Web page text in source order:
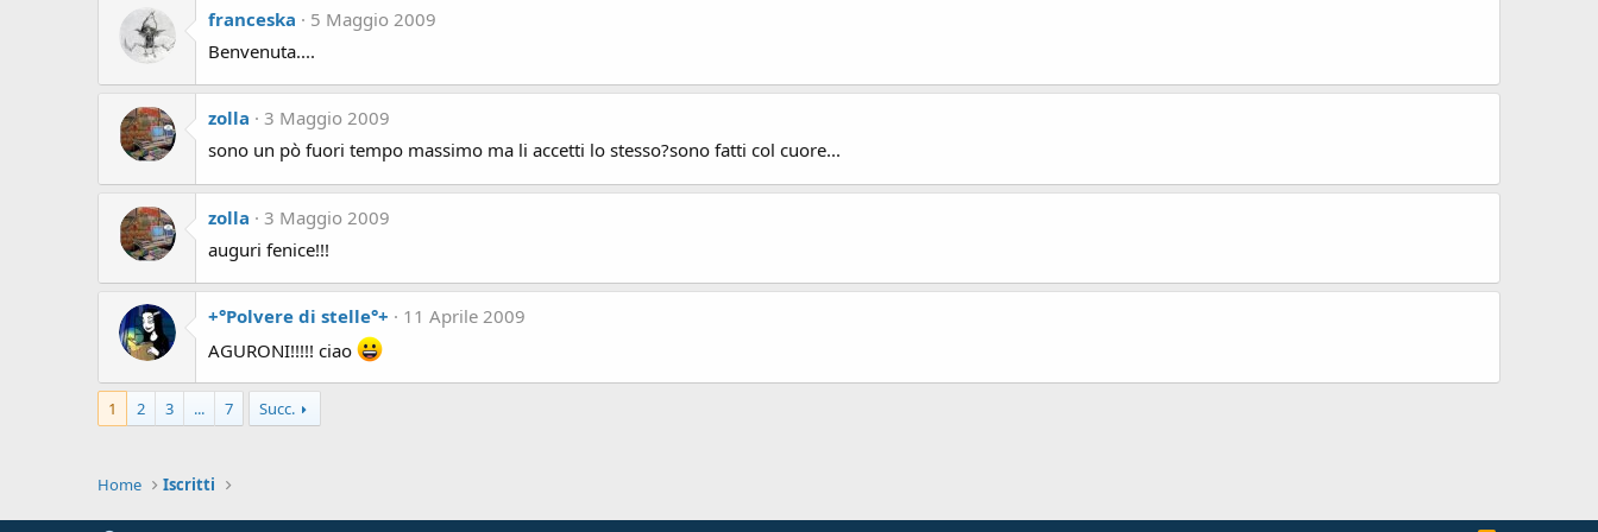
franceska
5 Maggio 2009
Benvenuta....
zolla
3 Maggio 2009
sono un pò fuori tempo massimo ma li accetti lo stesso?sono fatti col cuore...
zolla
3 Maggio 2009
auguri fenice!!!
+°Polvere di stelle°+
11 Aprile 2009
AGURONI!!!!! ciao
1 2 3 ... 7 Succ.
Home Iscritti